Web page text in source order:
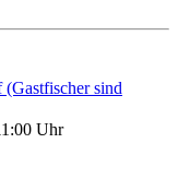
sind
Uhr